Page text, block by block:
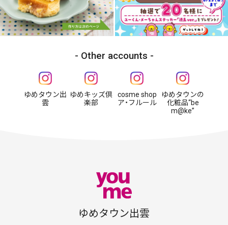
Other accounts
ゆめタウン出
雲
ゆめキッズ倶
楽部
cosme shop
ア・フルール
ゆめタウンの
化粧品“be
m@ke”
ゆめタウン出雲